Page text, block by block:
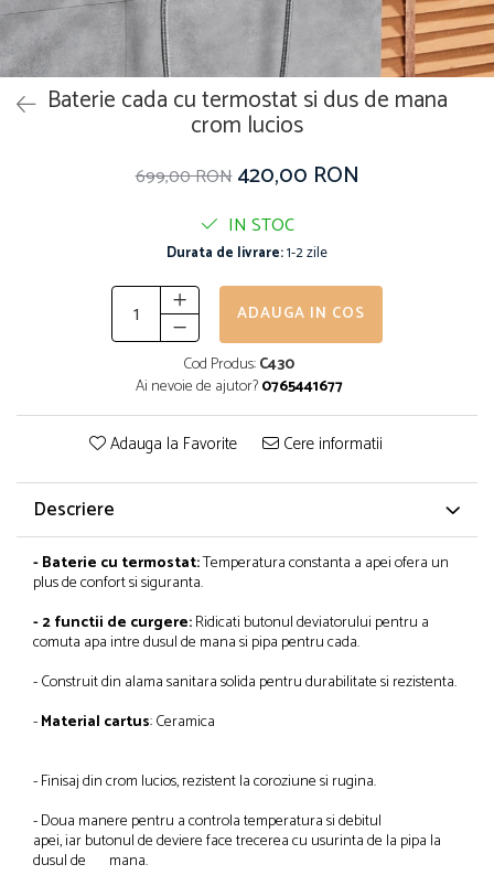
Baterie cada cu termostat si dus de mana
crom lucios
699,00 RON 420,00 RON
IN STOC
Durata de livrare:1-2 zile
ADAUGA IN COS
Cod Produs:C430
Ai nevoie de ajutor?0765441677
Adauga la Favorite Cere informatii
Descriere
- Baterie cu termostat:Temperatura constanta a apei ofera un
plus de confort si siguranta.
- 2 functii de curgere:Ridicati butonul deviatorului pentru a
comuta apa intre dusul de mana si pipa pentru cada.
- Construit din alama sanitara solida pentru durabilitate si rezistenta.
-Material cartus: Ceramica
- Finisaj din crom lucios, rezistent la coroziune si rugina.
- Doua manere pentru a controla temperatura si debitul
apei, iar butonul de deviere face trecerea cu usurinta de la pipa la
dusul de mana.